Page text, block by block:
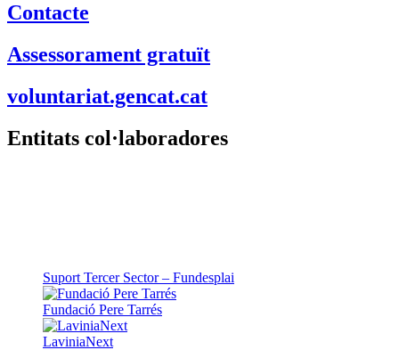
Contacte
Assessorament gratuït
voluntariat.gencat.cat
Entitats col·laboradores
Suport Tercer Sector – Fundesplai
Fundació Pere Tarrés
LaviniaNext